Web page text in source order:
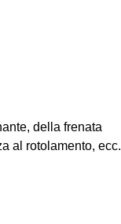
della frenata
al rotolamento, ecc.